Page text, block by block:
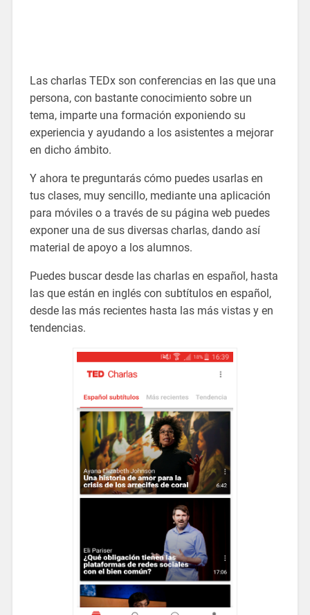
Las charlas TEDx son conferencias en las que una
persona, con bastante conocimiento sobre un
tema, imparte una formación exponiendo su
experiencia y ayudando a los asistentes a mejorar
en dicho ámbito.
Y ahora te preguntarás cómo puedes usarlas en
tus clases, muy sencillo, mediante una aplicación
para móviles o a través de su página web puedes
exponer una de sus diversas charlas, dando así
material de apoyo a los alumnos.
Puedes buscar desde las charlas en español, hasta
las que están en inglés con subtítulos en español,
desde las más recientes hasta las más vistas y en
tendencias.